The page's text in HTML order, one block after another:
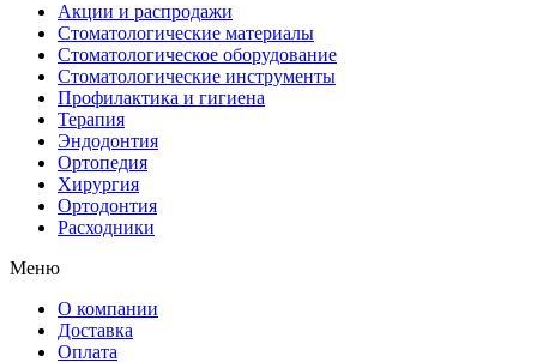
Акции и распродажи
Стоматологические материалы
Стоматологическое оборудование
Стоматологические инструменты
Профилактика и гигиена
Терапия
Эндодонтия
Ортопедия
Хирургия
Ортодонтия
Расходники
Меню
О компании
Доставка
Оплата